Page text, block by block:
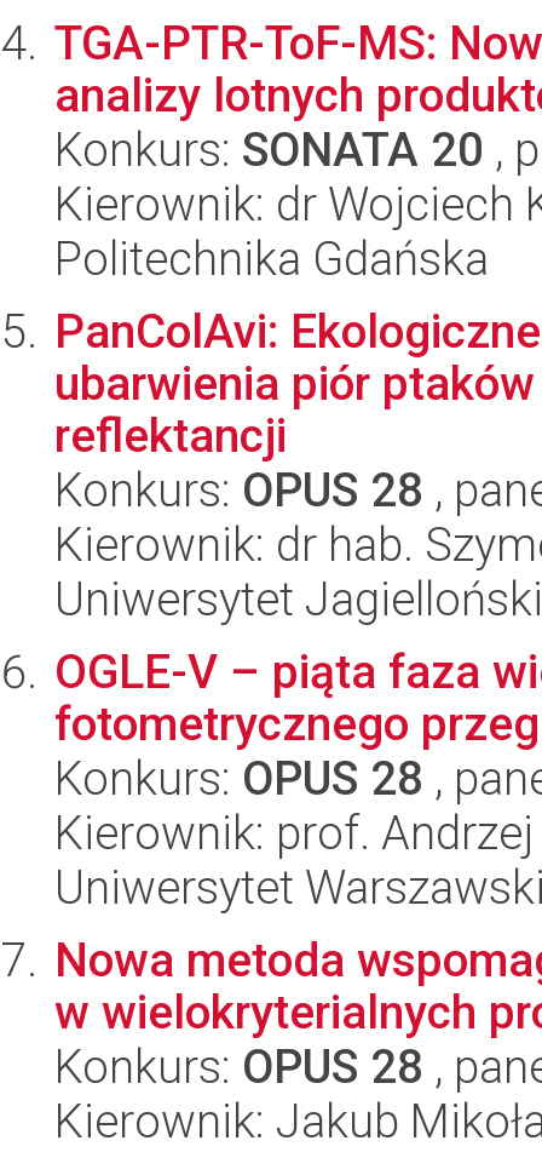
TGA-PTR-ToF-MS:
analizy lotnych
Konkurs: SONATA 20 ,
Kierownik: dr Wojciech
Politechnika Gdańska
PanColAvi:
ubarwienia piór
reflektancji
Konkurs: OPUS 28 ,
Kierownik: dr hab.
Uniwersytet Jagielloński
OGLE-V – piąta faza
fotometrycznego
Konkurs: OPUS 28 ,
Kierownik: prof.
Uniwersytet
Nowa metoda
w wielokryterialnych
Konkurs: OPUS 28 ,
Kierownik: Jakub